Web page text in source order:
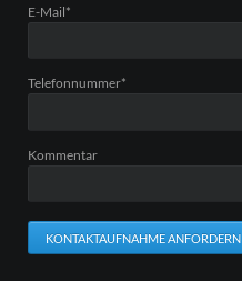
Pflichtfeld
E-Mail*
Pflichtfeld
Telefonnummer*
Kommentar
KONTAKTAUFNAHME ANFORDERN